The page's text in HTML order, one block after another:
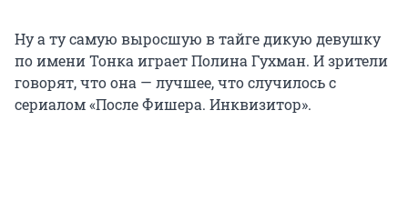
Ну а ту самую выросшую в тайге дикую девушку
по имени Тонка играет Полина Гухман. И зрители
говорят, что она — лучшее, что случилось с
сериалом «После Фишера. Инквизитор».